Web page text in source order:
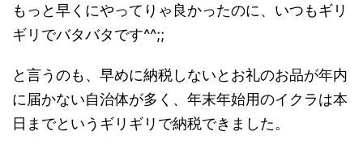
もっと早くにやってりゃ良かったのに、いつもギリ
ギリでバタバタです^^;;
と言うのも、早めに納税しないとお礼のお品が年内
に届かない自治体が多く、年末年始用のイクラは本
日までというギリギリで納税できました。